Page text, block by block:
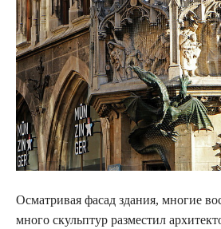
Осматривая фасад здания, многие
много скульптур разместил